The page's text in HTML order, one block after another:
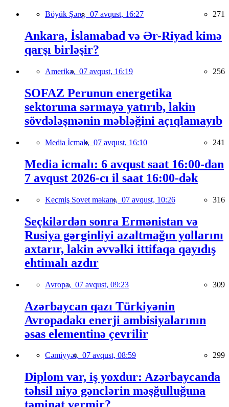
Böyük Şərq, 07 avqust, 16:27 271
Ankara, İslamabad və Ər-Riyad kimə
qarşı birləşir?
Amerika, 07 avqust, 16:19 256
SOFAZ Perunun energetika
sektoruna sərmayə yatırıb, lakin
sövdələşmənin məbləğini açıqlamayıb
Media İcmalı, 07 avqust, 16:10 241
Media icmalı: 6 avqust saat 16:00-dan
7 avqust 2026-cı il saat 16:00-dək
Keçmiş Sovet məkanı, 07 avqust, 10:26 316
Seçkilərdən sonra Ermənistan və
Rusiya gərginliyi azaltmağın yollarını
axtarır, lakin əvvəlki ittifaqa qayıdış
ehtimalı azdır
Avropa, 07 avqust, 09:23 309
Azərbaycan qazı Türkiyənin
Avropadakı enerji ambisiyalarının
əsas elementinə çevrilir
Cəmiyyət, 07 avqust, 08:59 299
Diplom var, iş yoxdur: Azərbaycanda
təhsil niyə gənclərin məşğulluğuna